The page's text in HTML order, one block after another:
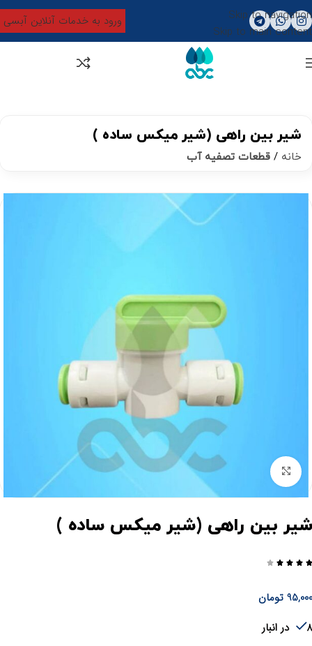
Skip to navigation
Skip to main content
ورود به خدمات آنلاین آبسی
شیر بین راهی (شیر میکس ساده )
خانه قطعات تصفیه آب
برای بزرگنمایی کلیک کنید
بین راهی (شیر میکس ساده )




تومان